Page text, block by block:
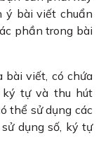
ý bài viết chuẩn
phần trong bài
bài viết, có chứa
tự và thu hút
thể sử dụng các
dụng số, ký tự